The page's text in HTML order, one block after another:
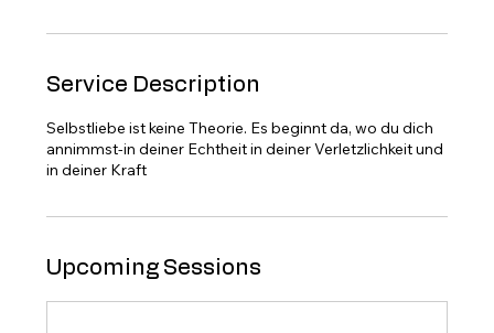
Service Description
Selbstliebe ist keine Theorie. Es beginnt da, wo du dich
annimmst-in deiner Echtheit in deiner Verletzlichkeit und
in deiner Kraft
Upcoming Sessions